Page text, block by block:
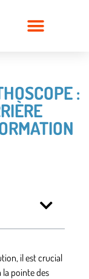
:
il est crucial
la pointe des